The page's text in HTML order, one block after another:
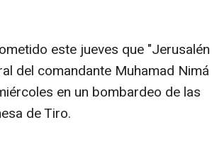
este jueves que "Jerusalén
del comandante Muhamad Nimá
en un bombardeo de las
de Tiro.